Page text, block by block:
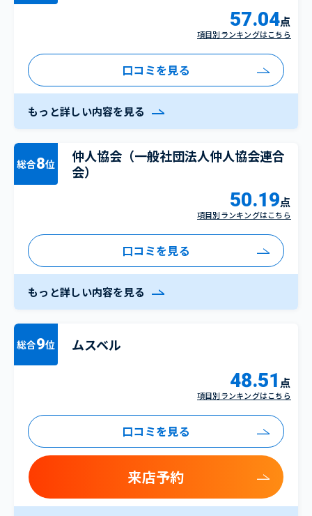
57.04点
項目別ランキングはこちら
口コミを見る
もっと詳しい内容を見る
総合8位
仲人協会（一般社団法人仲人協会連合
会）
50.19点
項目別ランキングはこちら
口コミを見る
もっと詳しい内容を見る
総合9位 ムスベル
48.51 点
項目別ランキングはこちら
口コミを見る
来店予約